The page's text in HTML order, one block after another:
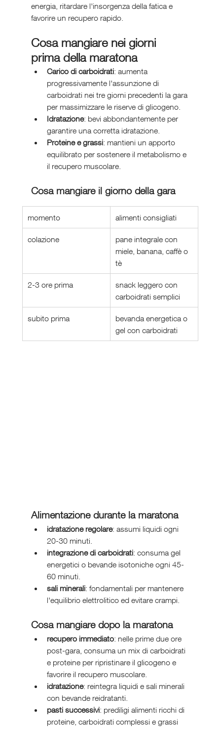
energia, ritardare l'insorgenza della fatica e
favorire un recupero rapido.
Cosa mangiare nei giorni
prima della maratona
Carico di carboidrati: aumenta
progressivamente l'assunzione di
carboidrati nei tre giorni precedenti la gara
per massimizzare le riserve di glicogeno.
Idratazione: bevi abbondantemente per
garantire una corretta idratazione.
Proteine e grassi: mantieni un apporto
equilibrato per sostenere il metabolismo e
il recupero muscolare.
Cosa mangiare il giorno della gara
momento alimenti consigliati
colazione
pane integrale con
miele, banana, caffè o
tè
2-3 ore prima
snack leggero con
carboidrati semplici
subito prima
bevanda energetica o
gel con carboidrati
Alimentazione durante la maratona
idratazione regolare: assumi liquidi ogni
20-30 minuti.
integrazione di carboidrati: consuma gel
energetici o bevande isotoniche ogni 45-
60 minuti.
sali minerali: fondamentali per mantenere
l'equilibrio elettrolitico ed evitare crampi.
Cosa mangiare dopo la maratona
recupero immediato: nelle prime due ore
post-gara, consuma un mix di carboidrati
e proteine per ripristinare il glicogeno e
favorire il recupero muscolare.
idratazione: reintegra liquidi e sali minerali
con bevande reidratanti.
pasti successivi: prediligi alimenti ricchi di
proteine, carboidrati complessi e grassi